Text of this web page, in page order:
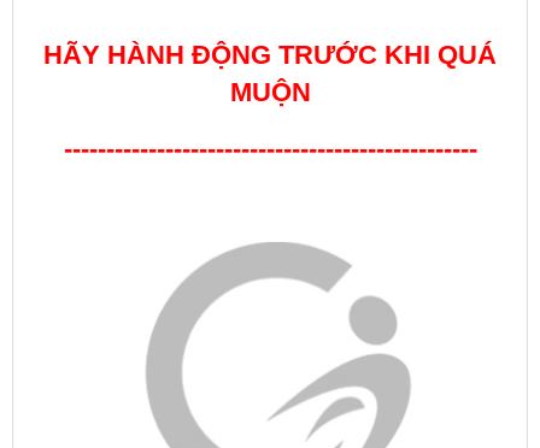
HÃY HÀNH ĐỘNG TRƯỚC KHI QUÁ
MUỘN
-------------------------------------------------